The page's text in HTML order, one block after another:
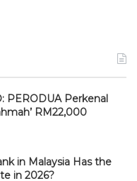
PERODUA Perkenal
RM22,000
in Malaysia Has the
in 2026?